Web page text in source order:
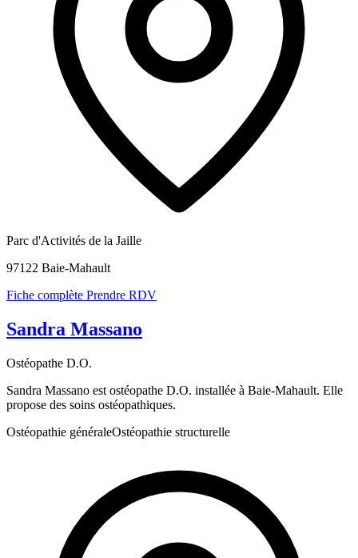
Parc d'Activités de la Jaille
97122 Baie-Mahault
Fiche complète Prendre RDV
Sandra Massano
Ostéopathe D.O.
Sandra Massano est ostéopathe D.O. installée à Baie-Mahault. Elle
propose des soins ostéopathiques.
Ostéopathie généraleOstéopathie structurelle